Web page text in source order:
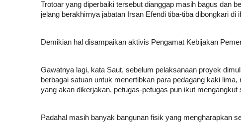
Trotoar yang diperbaiki tersebut dianggap masih bagus dan
jelang berakhirnya jabatan Irsan Efendi tiba-tiba dibongkari
Demikian hal disampaikan aktivis Pengamat Kebijakan
Gawatnya lagi, kata Saut, sebelum pelaksanaan proyek
berbagai satuan untuk menertibkan para pedagang kaki
yang akan dikerjakan, petugas-petugas pun ikut
Padahal masih banyak bangunan fisik yang mengharapkan